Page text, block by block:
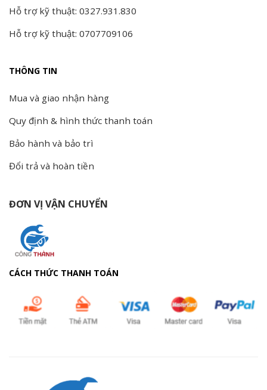
Hỗ trợ kỹ thuật: 0327.931.830
Hỗ trợ kỹ thuật: 0707709106
THÔNG TIN
Mua và giao nhận hàng
Quy định & hình thức thanh toán
Bảo hành và bảo trì
Đổi trả và hoàn tiền
ĐƠN VỊ VẬN CHUYỂN
CÁCH THỨC THANH TOÁN